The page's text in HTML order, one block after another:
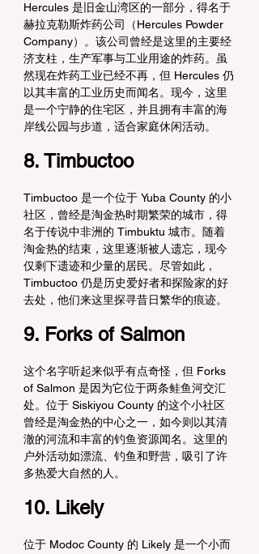
Hercules 是旧金山湾区的一部分，得名于
赫拉克勒斯炸药公司（Hercules Powder
Company）。该公司曾经是这里的主要经
济支柱，生产军事与工业用途的炸药。虽
然现在炸药工业已经不再，但 Hercules 仍
以其丰富的工业历史而闻名。现今，这里
是一个宁静的住宅区，并且拥有丰富的海
岸线公园与步道，适合家庭休闲活动。
8. Timbuctoo
Timbuctoo 是一个位于 Yuba County 的小
社区，曾经是淘金热时期繁荣的城市，得
名于传说中非洲的 Timbuktu 城市。随着
淘金热的结束，这里逐渐被人遗忘，现今
仅剩下遗迹和少量的居民。尽管如此，
Timbuctoo 仍是历史爱好者和探险家的好
去处，他们来这里探寻昔日繁华的痕迹。
9. Forks of Salmon
这个名字听起来似乎有点奇怪，但 Forks
of Salmon 是因为它位于两条鲑鱼河交汇
处。位于 Siskiyou County 的这个小社区
曾经是淘金热的中心之一，如今则以其清
澈的河流和丰富的钓鱼资源闻名。这里的
户外活动如漂流、钓鱼和野营，吸引了许
多热爱大自然的人。
10. Likely
位于 Modoc County 的 Likely 是一个小而